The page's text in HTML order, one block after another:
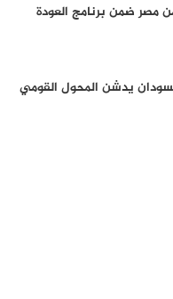
من مصر ضمن برنامج العودة
يدشن المحول القومي